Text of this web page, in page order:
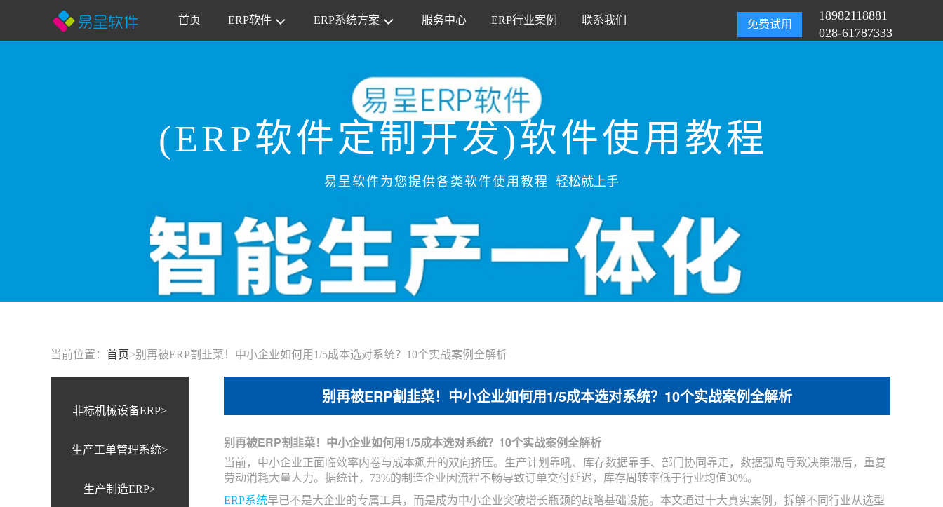
免费试用
18982118881
028-61787333
首页 ERP软件 ERP系统方案 服务中心 ERP行业案例 联系我们
(ERP软件定制开发)软件使用教程
易呈软件为您提供各类软件使用教程 轻松就上手
当前位置： 首页>别再被ERP割韭菜！中小企业如何用1/5成本选对系统？10个实战案例全解析
非标机械设备ERP>
生产工单管理系统>
生产制造ERP>
别再被ERP割韭菜！中小企业如何用1/5成本选对系统？10个实战案例全解析
别再被ERP割韭菜！中小企业如何用1/5成本选对系统？10个实战案例全解析
当前，中小企业正面临效率内卷与成本飙升的双向挤压。生产计划靠吼、库存数据靠手、部门协同靠走，数据孤岛导致决策滞后，重复
劳动消耗大量人力。据统计，73%的制造企业因流程不畅导致订单交付延迟，库存周转率低于行业均值30%。
ERP系统早已不是大企业的专属工具，而是成为中小企业突破增长瓶颈的战略基础设施。本文通过十大真实案例，拆解不同行业从选型